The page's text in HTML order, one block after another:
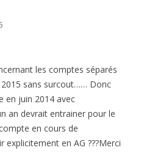
les comptes séparés
sans surcout…… Donc
en juin 2014 avec
an devrait entrainer pour le
en cours de
en AG ???Merci